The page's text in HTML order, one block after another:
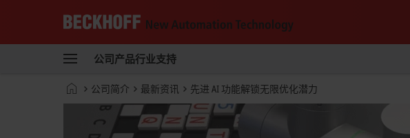
自
化
新
公司产品行业支持
Start
公司简介 最新资讯 先进 AI 功能解锁无限优化潜力